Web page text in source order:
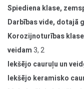
Spiediena klase,
Darbības vide, dotajā
Korozijnoturības
veidam3, 2
Iekšējo cauruļu un
Iekšējo keramisko